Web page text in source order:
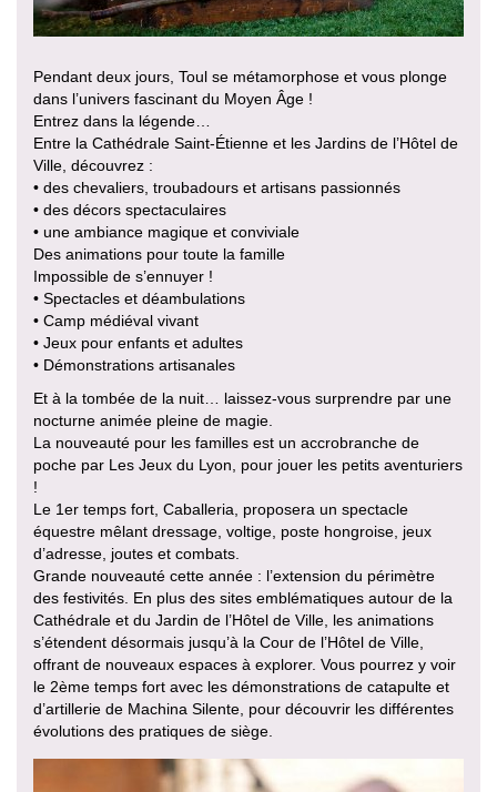
Pendant deux jours, Toul se métamorphose et vous plonge
dans l’univers fascinant du Moyen Âge !
Entrez dans la légende…
Entre la Cathédrale Saint-Étienne et les Jardins de l’Hôtel de
Ville, découvrez :
• des chevaliers, troubadours et artisans passionnés
• des décors spectaculaires
• une ambiance magique et conviviale
Des animations pour toute la famille
Impossible de s’ennuyer !
• Spectacles et déambulations
• Camp médiéval vivant
• Jeux pour enfants et adultes
• Démonstrations artisanales
Et à la tombée de la nuit… laissez-vous surprendre par une
nocturne animée pleine de magie.
La nouveauté pour les familles est un accrobranche de
poche par Les Jeux du Lyon, pour jouer les petits aventuriers
!
Le 1er temps fort, Caballeria, proposera un spectacle
équestre mêlant dressage, voltige, poste hongroise, jeux
d’adresse, joutes et combats.
Grande nouveauté cette année : l’extension du périmètre
des festivités. En plus des sites emblématiques autour de la
Cathédrale et du Jardin de l’Hôtel de Ville, les animations
s’étendent désormais jusqu’à la Cour de l’Hôtel de Ville,
offrant de nouveaux espaces à explorer. Vous pourrez y voir
le 2ème temps fort avec les démonstrations de catapulte et
d’artillerie de Machina Silente, pour découvrir les différentes
évolutions des pratiques de siège.